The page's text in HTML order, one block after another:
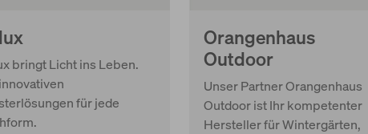
bringt Licht ins Leben.
für jede
Orangenhaus
Outdoor
Unser Partner Orangenhaus
Outdoor ist Ihr kompetenter
Hersteller für Wintergärten,